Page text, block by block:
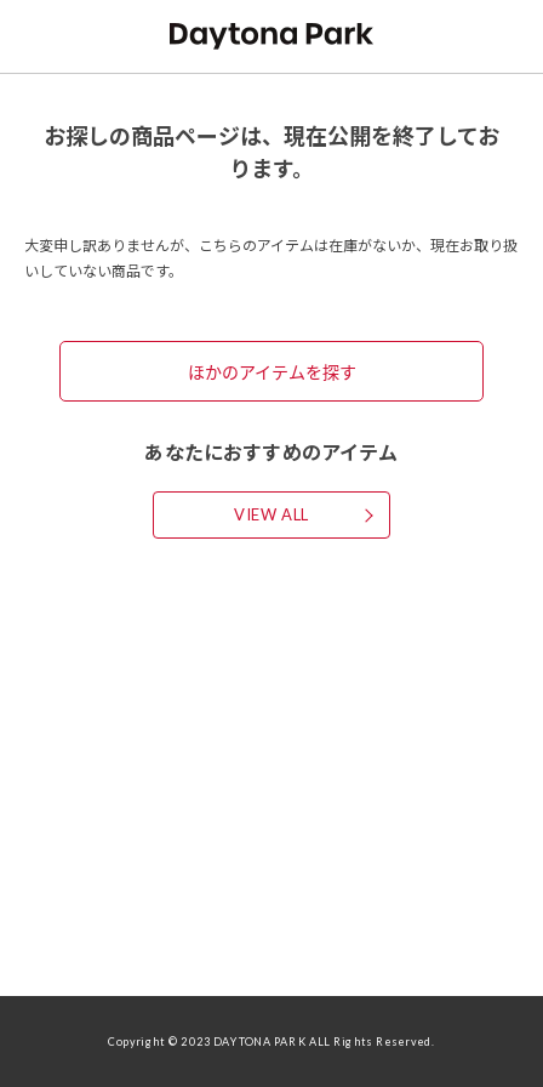
お探しの商品ページは、現在公開を終了してお
ります。
大変申し訳ありませんが、こちらのアイテムは在庫がないか、現在お取り扱
いしていない商品です。
ほかのアイテムを探す
あなたにおすすめのアイテム
VIEW ALL
Copyright © 2023 DAYTONA PARK ALL Rights Reserved.